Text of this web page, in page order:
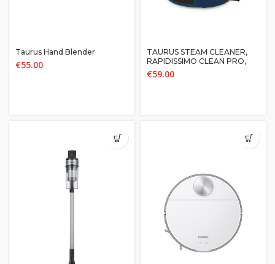
Taurus Hand Blender
€55.00
TAURUS STEAM CLEANER,
RAPIDISSIMO CLEAN PRO,
1050W, 7 ACCESSORIES, 3.5
BAR PRESSURE, 45MIN
€59.00